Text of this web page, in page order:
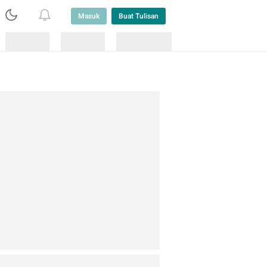
Masuk Buat Tulisan